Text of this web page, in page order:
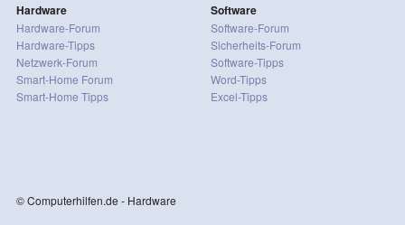
Hardware
Hardware-Forum
Hardware-Tipps
Netzwerk-Forum
Smart-Home Forum
Smart-Home Tipps
Software
Software-Forum
Sicherheits-Forum
Software-Tipps
Word-Tipps
Excel-Tipps
© Computerhilfen.de - Hardware